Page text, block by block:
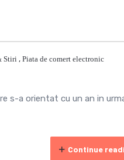
Stiri, Piata de comert electronic
s-a orientat cu un an in
Continue